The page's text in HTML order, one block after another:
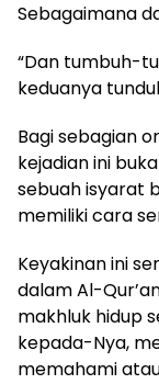
Sebagaimana
“Dan tumbuh-
keduanya
Bagi sebagian
kejadian ini
sebuah isyarat
memiliki cara
Keyakinan ini
dalam Al-
makhluk hidup
kepada-Nya,
memahami